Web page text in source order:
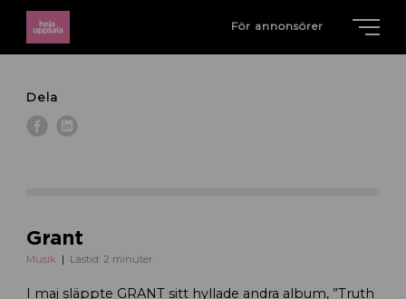
För annonsörer
Dela
Grant
Musik Lästid: 2 minuter
I maj släppte GRANT sitt hyllade andra album, ”Truth